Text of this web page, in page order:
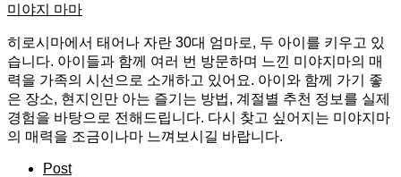
미야지 마마
히로시마에서 태어나 자란 30대 엄마로, 두 아이를 키우고 있
습니다. 아이들과 함께 여러 번 방문하며 느낀 미야지마의 매
력을 가족의 시선으로 소개하고 있어요. 아이와 함께 가기 좋
은 장소, 현지인만 아는 즐기는 방법, 계절별 추천 정보를 실제
경험을 바탕으로 전해드립니다. 다시 찾고 싶어지는 미야지마
의 매력을 조금이나마 느껴보시길 바랍니다.
Post